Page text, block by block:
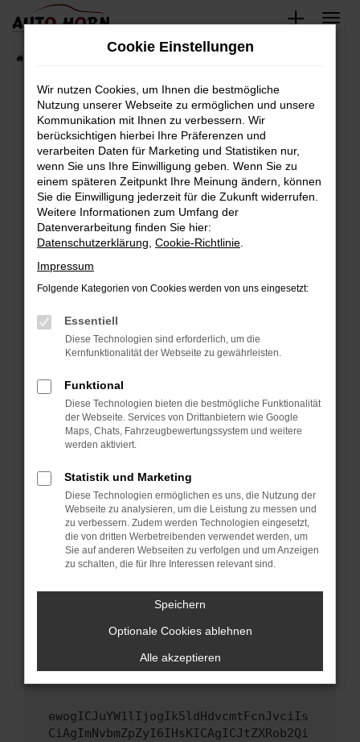
Zum
springen
Fahrzeugbestand
Fehler: Network Error
Beim Laden ist ein Fehler aufgetreten.
Hier sind ein paar Tipps, die dir helfen können:
Überprüfe deine Firewall und deine
Internetverbindung.
Laden andere Webseiten, zum Beispiel deine
Suchmaschine?
Prüfe deine Browsererweiterungen.
können das Laden bestimmter Seiten
verhindern. Funktioniert die Seite in einem
anderen Browser oder in einem privaten
Starte dein Gerät neu.
Das kann manchmal helfen, vorübergehende
Probleme zu beheben.
Betriebssystem auf dem neuesten Stand
sind.
Veraltete Software birgt nicht nur ein
Sicherheitsrisiko, sondern kann auch dazu
führen, dass bestimmte Funktionen nicht mehr
unterstützt werden.
Wende dich an den Webseitenbetreiber.
Wenn du alle oben genannten Schritte versucht
hast, kontaktiere uns bitte. Wir werden
versuchen, das Problem zu beheben. Du kannst
uns diesen Text schicken, um uns bei der
ewogICJuYW1lIjogIk5ldHdvcmtFcnJvciIs
CiAgImNvbmZpZyI6IHsKICAgICJtZXRob2Qi
Cookie Einstellungen
Wir nutzen Cookies, um Ihnen die bestmögliche
Nutzung unserer Webseite zu ermöglichen und unsere
Kommunikation mit Ihnen zu verbessern. Wir
berücksichtigen hierbei Ihre Präferenzen und
verarbeiten Daten für Marketing und Statistiken nur,
wenn Sie uns Ihre Einwilligung geben. Wenn Sie zu
einem späteren Zeitpunkt Ihre Meinung ändern, können
Sie die Einwilligung jederzeit für die Zukunft widerrufen.
Weitere Informationen zum Umfang der
Datenverarbeitung finden Sie hier:
Datenschutzerklärung Cookie-Richtlinie
Impressum
Folgende Kategorien von Cookies werden von uns eingesetzt:
Essentiell
Diese Technologien sind erforderlich, um die
Kernfunktionalität der Webseite zu gewährleisten.
Funktional
Diese Technologien bieten die bestmögliche Funktionalität
der Webseite. Services von Drittanbietern wie Google
Maps, Chats, Fahrzeugbewertungssystem und weitere
werden aktiviert.
Statistik und Marketing
Diese Technologien ermöglichen es uns, die Nutzung der
Webseite zu analysieren, um die Leistung zu messen und
zu verbessern. Zudem werden Technologien eingesetzt,
die von dritten Werbetreibenden verwendet werden, um
Sie auf anderen Webseiten zu verfolgen und um Anzeigen
zu schalten, die für Ihre Interessen relevant sind.
Speichern
Optionale Cookies ablehnen
Alle akzeptieren